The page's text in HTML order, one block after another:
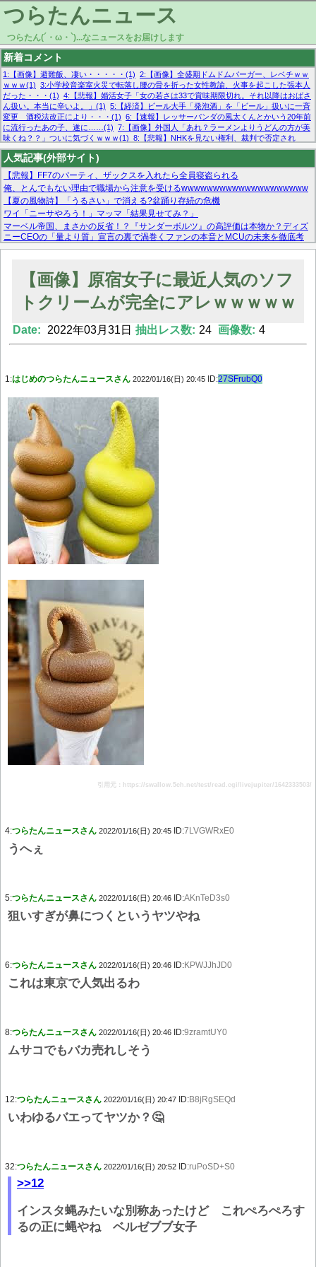
つらたんニュース
つらたん(´・ω・`)...なニュースをお届けします
新着コメント
1:【画像】避難飯、凄い・・・・・(1) 2:【画像】全盛期ドムドムバーガー、レベチｗｗ
ｗｗｗ(1) 3:小学校音楽室火災で転落し腰の骨を折った女性教諭、火事を起こした張本人
だった・・・(1) 4:【悲報】婚活女子「女の若さは33で賞味期限切れ。それ以降はおばさ
ん扱い。本当に辛いよ。」(1) 5:【経済】ビール大手「発泡酒」を「ビール」扱いに一斉
変更 酒税法改正により・・・(1) 6:【速報】レッサーパンダの風太くんとかいう20年前
に流行ったあの子、遂に……(1) 7:【画像】外国人「あれ？ラーメンよりうどんの方が美
味くね？？」ついに気づくｗｗｗ(1) 8:【悲報】NHKを見ない権利、裁判で否定され
る・・・(1) 9:欧州委員長「原発縮小は間違いでした」(1) 10:【悲報】日本企業の人手不
足、限界突破 52%「正社員も足りてません…」(1)
人気記事(外部サイト)
【悲報】FF7のパーティ、ザックスを入れたら全員寝盗られる
俺、とんでもない理由で職場から注意を受けるwwwwwwwwwwwwwwwwwwww
【夏の風物詩】「うるさい」で消える?盆踊り存続の危機
ワイ「ニーサやろう！」マッマ「結果見せてみ？」
マーベル帝国、まさかの反省！？『サンダーボルツ』の高評価は本物か？ディズ
ニーCEOの「量より質」宣言の裏で渦巻くファンの本音とMCUの未来を徹底考
察！
【画像あり】FacebookとかTwitterで拾ったエロ画像貼ってくよ
【画像】原宿女子に最近人気のソフ
トクリームが完全にアレｗｗｗｗｗ
Date: 2022年03月31日 抽出レス数: 24 画像数: 4
1:はじめのつらたんニュースさん 2022/01/16(日) 20:45 ID:27SFrubQ0
引用元：https://swallow.5ch.net/test/read.cgi/livejupiter/1642333503/
4:つらたんニュースさん 2022/01/16(日) 20:45 ID:7LVGWRxE0
うへぇ
5:つらたんニュースさん 2022/01/16(日) 20:46 ID:AKnTeD3s0
狙いすぎが鼻につくというヤツやね
6:つらたんニュースさん 2022/01/16(日) 20:46 ID:KPWJJhJD0
これは東京で人気出るわ
8:つらたんニュースさん 2022/01/16(日) 20:46 ID:9zramtUY0
ムサコでもバカ売れしそう
12:つらたんニュースさん 2022/01/16(日) 20:47 ID:B8jRgSEQd
いわゆるバエってヤツか？🤔
32:つらたんニュースさん 2022/01/16(日) 20:52 ID:ruPoSD+S0
>>12
インスタ蝿みたいな別称あったけど これぺろぺろす
るの正に蝿やね ベルゼブブ女子